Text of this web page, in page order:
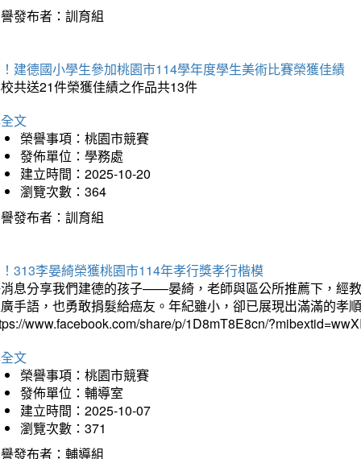
發布者：訓育組
建德國小學生參加桃園市114學年度學生美術比賽榮獲佳績
共送21件榮獲佳績之作品共13件
文
榮譽事項：桃園市競賽
發佈單位：學務處
建立時間：2025-10-20
瀏覽次數：364
發布者：訓育組
313李晏綺榮獲桃園市114年孝行獎孝行楷模
息分享我們建德的孩子——晏綺，老師與區公所推薦下，經
手語，也勇敢捐髮給癌友。年紀雖小，卻已展現出滿滿的孝
www.facebook.com/share/p/1D8mT8E8cn/
文
榮譽事項：桃園市競賽
發佈單位：輔導室
建立時間：2025-10-07
瀏覽次數：371
發布者：輔導組